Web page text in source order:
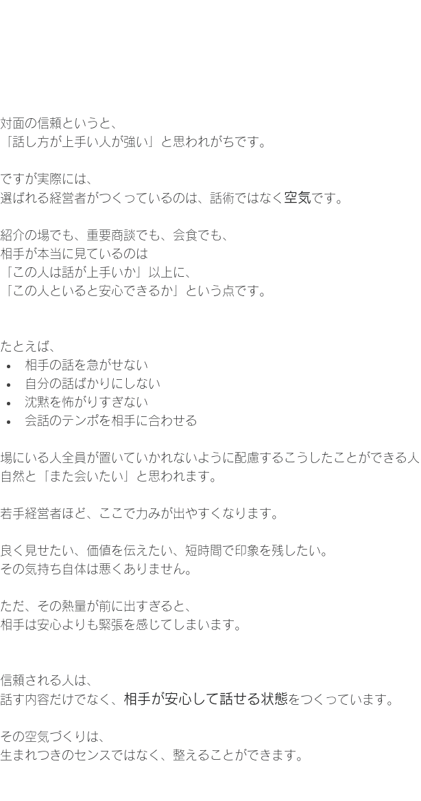
対面の信頼というと、
「話し方が上手い人が強い」と思われがちです。
ですが実際には、
選ばれる経営者がつくっているのは、話術ではなく 空気です。
紹介の場でも、重要商談でも、会食でも、
相手が本当に見ているのは
「この人は話が上手いか」以上に、
「この人といると安心できるか」という点です。
たとえば、
相手の話を急がせない
自分の話ばかりにしない
沈黙を怖がりすぎない
会話のテンポを相手に合わせる
場にいる人全員が置いていかれないように配慮するこうしたことができる
自然と「また会いたい」と思われます。
若手経営者ほど、ここで力みが出やすくなります。
良く見せたい、価値を伝えたい、短時間で印象を残したい。
その気持ち自体は悪くありません。
ただ、その熱量が前に出すぎると、
相手は安心よりも緊張を感じてしまいます。
信頼される人は、
話す内容だけでなく、 相手が安心して話せる状態をつくっています。
その空気づくりは、
生まれつきのセンスではなく、整えることができます。